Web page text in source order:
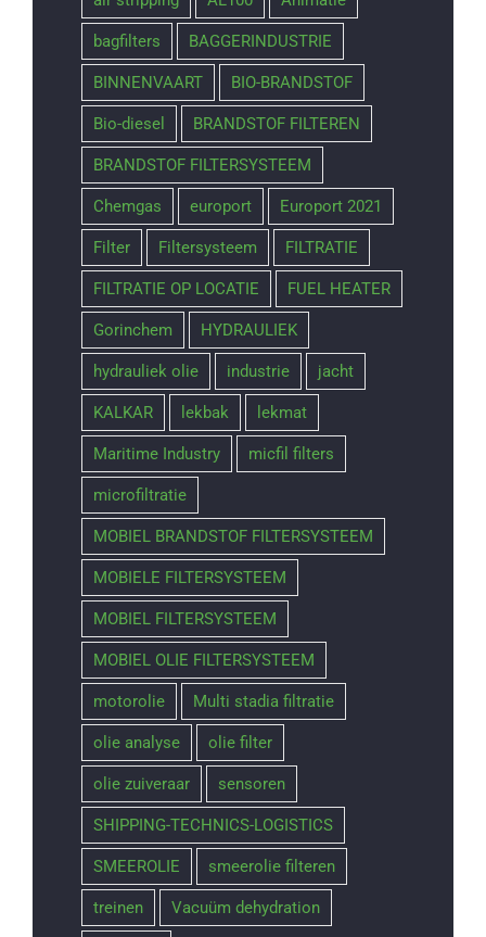
bagfilters BAGGERINDUSTRIE
BINNENVAART BIO-BRANDSTOF
Bio-diesel BRANDSTOF FILTEREN
BRANDSTOF FILTERSYSTEEM
Chemgas europort Europort 2021
Filter Filtersysteem FILTRATIE
FILTRATIE OP LOCATIE FUEL HEATER
Gorinchem HYDRAULIEK
hydrauliek olie industrie jacht
KALKAR lekbak lekmat
Maritime Industry micfil filters
microfiltratie
MOBIEL BRANDSTOF FILTERSYSTEEM
MOBIELE FILTERSYSTEEM
MOBIEL FILTERSYSTEEM
MOBIEL OLIE FILTERSYSTEEM
motorolie Multi stadia filtratie
olie analyse olie filter
olie zuiveraar sensoren
SHIPPING-TECHNICS-LOGISTICS
SMEEROLIE smeerolie filteren
treinen Vacuüm dehydration